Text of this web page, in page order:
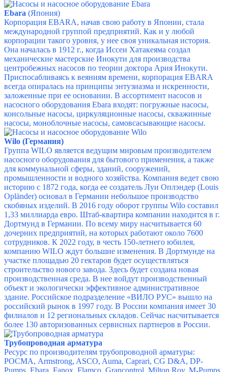
Ebara (Япония)
Корпорация EBARA, начав свою работу в Японии, стала
международной группой предприятий. Как и у любой
корпорации такого уровня, у нее своя уникальная история.
Она началась в 1912 г., когда Иссеи Хатакеяма создал
механические мастерские Инокути для производства
центробежных насосов по теории доктора Ария Инокути.
Приспосабливаясь к веяниям времени, корпорация EBARA
всегда опиралась на принципы энтузиазма и искренности,
заложенные при ее основании. В ассортимент насосов и
насосного оборудования Ebara входят: погружные насосы,
консольные насосы, циркуляционные насосы, скважинные
насосы, моноблочные насосы, самовсасывающие насосы.
Wilo (Германия)
Группа WILO является ведущим мировым производителем
насосного оборудования для бытового применения, а также
для коммунальной сферы, зданий, сооружений,
промышленности и водного хозяйства. Компания ведет свою
историю с 1872 года, когда ее создатель Луи Оплэндер (Louis
Opländer) основал в Германии небольшое производство
скобяных изделий. В 2016 году оборот группы Wilo составил
1,33 миллиарда евро. Штаб-квартира компании находится в г.
Дортмунд в Германии. По всему миру насчитывается 60
дочерних предприятий, на которых работают около 7600
сотрудников. К 2022 году, в честь 150-летнего юбилея,
компанию WILO ждут большие изменения. В Дортмунде на
участке площадью 20 гектаров будет осуществляться
строительство нового завода. Здесь будет создана новая
производственная среда. В нее войдут производственный
объект и экологически эффективное административное
здание. Российское подразделение «ВИЛО РУС» вышло на
российский рынок в 1997 году. В России компания имеет 30
филиалов и 12 региональных складов. Сейчас насчитывается
более 130 авторизованных сервисных партнеров в России.
Трубопроводная арматура
Ресурс по производителям трубопроводной арматуры:
РОСМА, Armstrong, ASCO, Auma, Caprari, CG D&A, DP-